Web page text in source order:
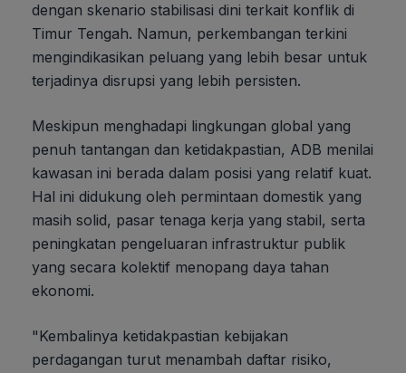
dengan skenario stabilisasi dini terkait konflik di
Timur Tengah. Namun, perkembangan terkini
mengindikasikan peluang yang lebih besar untuk
terjadinya disrupsi yang lebih persisten.
Meskipun menghadapi lingkungan global yang
penuh tantangan dan ketidakpastian, ADB menilai
kawasan ini berada dalam posisi yang relatif kuat.
Hal ini didukung oleh permintaan domestik yang
masih solid, pasar tenaga kerja yang stabil, serta
peningkatan pengeluaran infrastruktur publik
yang secara kolektif menopang daya tahan
ekonomi.
"Kembalinya ketidakpastian kebijakan
perdagangan turut menambah daftar risiko,